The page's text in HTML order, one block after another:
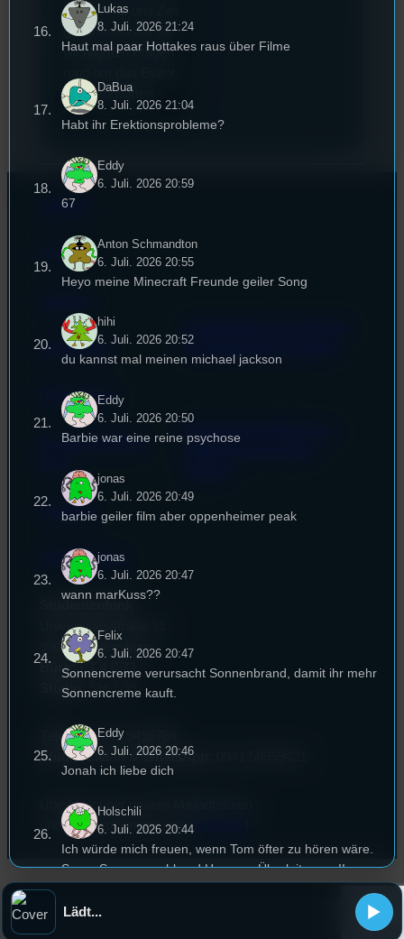
hat sich für uns Zeit
genommen um die
wichtigsten Fragen
zu beantworten.
Kontakt
FAQ
Impressum
Datenschutz
Cookie-Richtlinie
Empfang
EPK & Presse
für Medienwissenschaft
Universitätsstraße 31
93053 Regensburg
Büro:PT 4.0.73
Studio:SH 1.39
Telefon:0941 9435784
Studio Call-In & WhatsApp:
Überblick über unsere Mailadressen
und Kontaktformular unter
Lukas
8. Juli. 2026 21:24
Haut mal paar Hottakes raus über Filme
DaBua
8. Juli. 2026 21:04
Habt ihr Erektionsprobleme?
Eddy
6. Juli. 2026 20:59
67
Anton Schmandton
6. Juli. 2026 20:55
Heyo meine Minecraft Freunde geiler Song
hihi
6. Juli. 2026 20:52
du kannst mal meinen michael jackson
Eddy
6. Juli. 2026 20:50
Barbie war eine reine psychose
jonas
6. Juli. 2026 20:49
barbie geiler film aber oppenheimer peak
jonas
6. Juli. 2026 20:47
wann marKuss??
Felix
6. Juli. 2026 20:47
Sonnencreme verursacht Sonnenbrand, damit ihr mehr
Sonnencreme kauft.
Eddy
6. Juli. 2026 20:46
Jonah ich liebe dich
Holschili
6. Juli. 2026 20:44
Ich würde mich freuen, wenn Tom öfter zu hören wäre.
Super Songauswahl und Hammer Überleitungen!!
Lädt...